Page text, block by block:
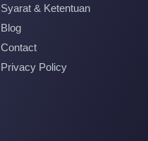
Syarat & Ketentuan
Blog
Contact
Privacy Policy